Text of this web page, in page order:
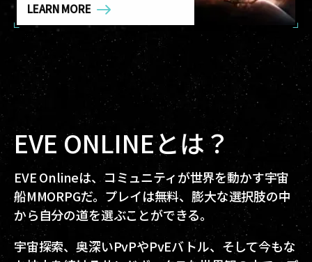
LEARN MORE
EVE ONLINEとは？
EVE Onlineは、コミュニティが世界を動かす宇宙
船MMORPGだ。プレイは無料、膨大な選択肢の中
から自分の道を選ぶことができる。
宇宙探索、奥深いPvPやPvEバトル、そして今もな